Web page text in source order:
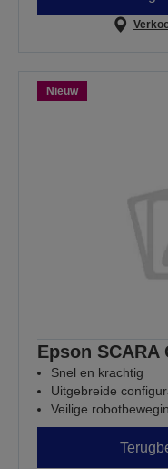
Nieuw
Epson SCARA
Snel en krachtig
Uitgebreide
Veilige